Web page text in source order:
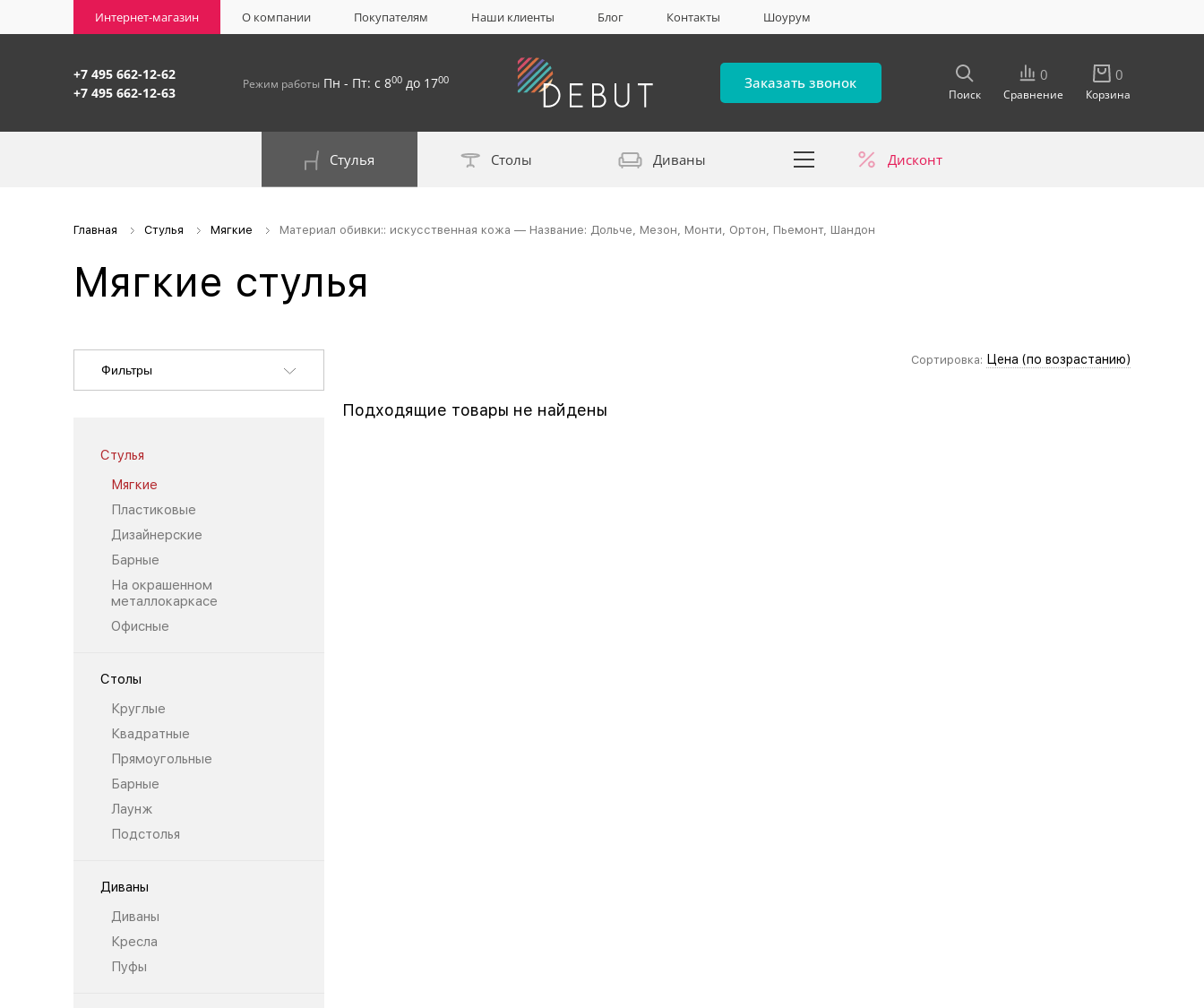
Интернет-магазин О компании Покупателям Наши клиенты Блог Контакты Шоурум
+7 495 662-12-62
+7 495 662-12-63
Режим работы Пн - Пт: с 800 до 1700 Заказать звонок
Поиск
0
Сравнение
0
Корзина
Стулья Столы Диваны Дисконт
Главная Стулья Мягкие Материал обивки:: искусственная кожа — Название: Дольче, Мезон, Монти, Ортон, Пьемонт, Шандон
Мягкие стулья
Фильтры
Стулья
Мягкие
Пластиковые
Дизайнерские
Барные
На окрашенном
металлокаркасе
Офисные
Столы
Круглые
Квадратные
Прямоугольные
Барные
Лаунж
Подстолья
Диваны
Диваны
Кресла
Пуфы
Сортировка: Цена (по возрастанию)
Подходящие товары не найдены